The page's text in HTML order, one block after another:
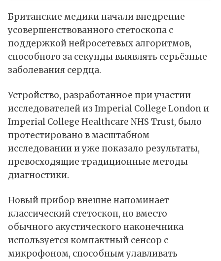
Британские медики начали внедрение
усовершенствованного стетоскопа с
поддержкой нейросетевых алгоритмов,
способного за секунды выявлять серьёзные
заболевания сердца.
Устройство, разработанное при участии
исследователей из Imperial College London и
Imperial College Healthcare NHS Trust, было
протестировано в масштабном
исследовании и уже показало результаты,
превосходящие традиционные методы
диагностики.
Новый прибор внешне напоминает
классический стетоскоп, но вместо
обычного акустического наконечника
используется компактный сенсор с
микрофоном, способным улавливать